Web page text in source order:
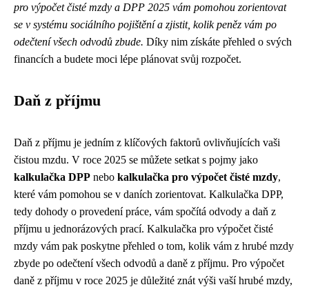
pro výpočet čisté mzdy a DPP 2025 vám pomohou zorientovat
se v systému sociálního pojištění a zjistit, kolik peněz vám po
odečtení všech odvodů zbude. Díky nim získáte přehled o svých
financích a budete moci lépe plánovat svůj rozpočet.
Daň z příjmu
Daň z příjmu je jedním z klíčových faktorů ovlivňujících vaši
čistou mzdu. V roce 2025 se můžete setkat s pojmy jako
kalkulačka DPP nebo kalkulačka pro výpočet čisté mzdy,
které vám pomohou se v daních zorientovat. Kalkulačka DPP,
tedy dohody o provedení práce, vám spočítá odvody a daň z
příjmu u jednorázových prací. Kalkulačka pro výpočet čisté
mzdy vám pak poskytne přehled o tom, kolik vám z hrubé mzdy
zbyde po odečtení všech odvodů a daně z příjmu. Pro výpočet
daně z příjmu v roce 2025 je důležité znát výši vaší hrubé mzdy,